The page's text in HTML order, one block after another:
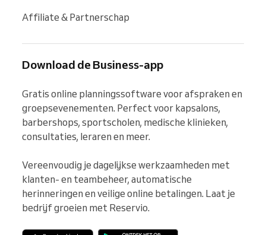
Affiliate & Partnerschap
Download de Business-app
Gratis online planningssoftware voor afspraken en
groepsevenementen. Perfect voor kapsalons,
barbershops, sportscholen, medische klinieken,
consultaties, leraren en meer.
Vereenvoudig je dagelijkse werkzaamheden met
klanten- en teambeheer, automatische
herinneringen en veilige online betalingen. Laat je
bedrijf groeien met Reservio.